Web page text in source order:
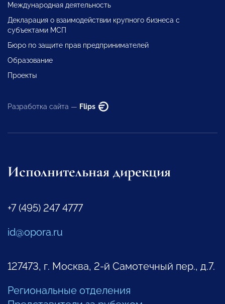
Международная деятельность
Декларация о взаимодействии крупного бизнеса с
субъектами МСП
Бюро по защите прав предпринимателей
Образование
Проекты
Разработка сайта — Flips
Исполнительная дирекция
+7 (495) 247 4777
id@opora.ru
127473, г. Москва, 2-й Самотечный пер., д.7.
Региональные отделения